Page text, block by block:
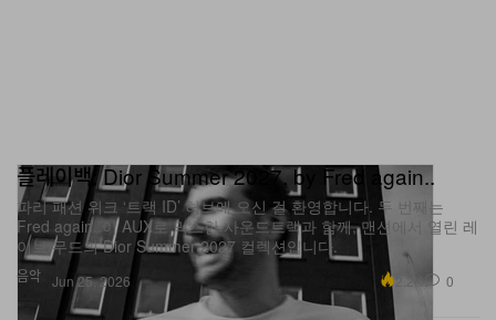
음악
플레이백: Dior Summer 2027, by Fred again..
파리 패션 위크 ‘트랙 ID’ 허브에 오신 걸 환영합니다. 두 번째는
Fred again..이 AUX로 믹스한 사운드트랙과 함께, 맨션에서 열린 레
이브 무드의 Dior Summer 2027 컬렉션입니다.
Jun 25, 2026 2.2K 0